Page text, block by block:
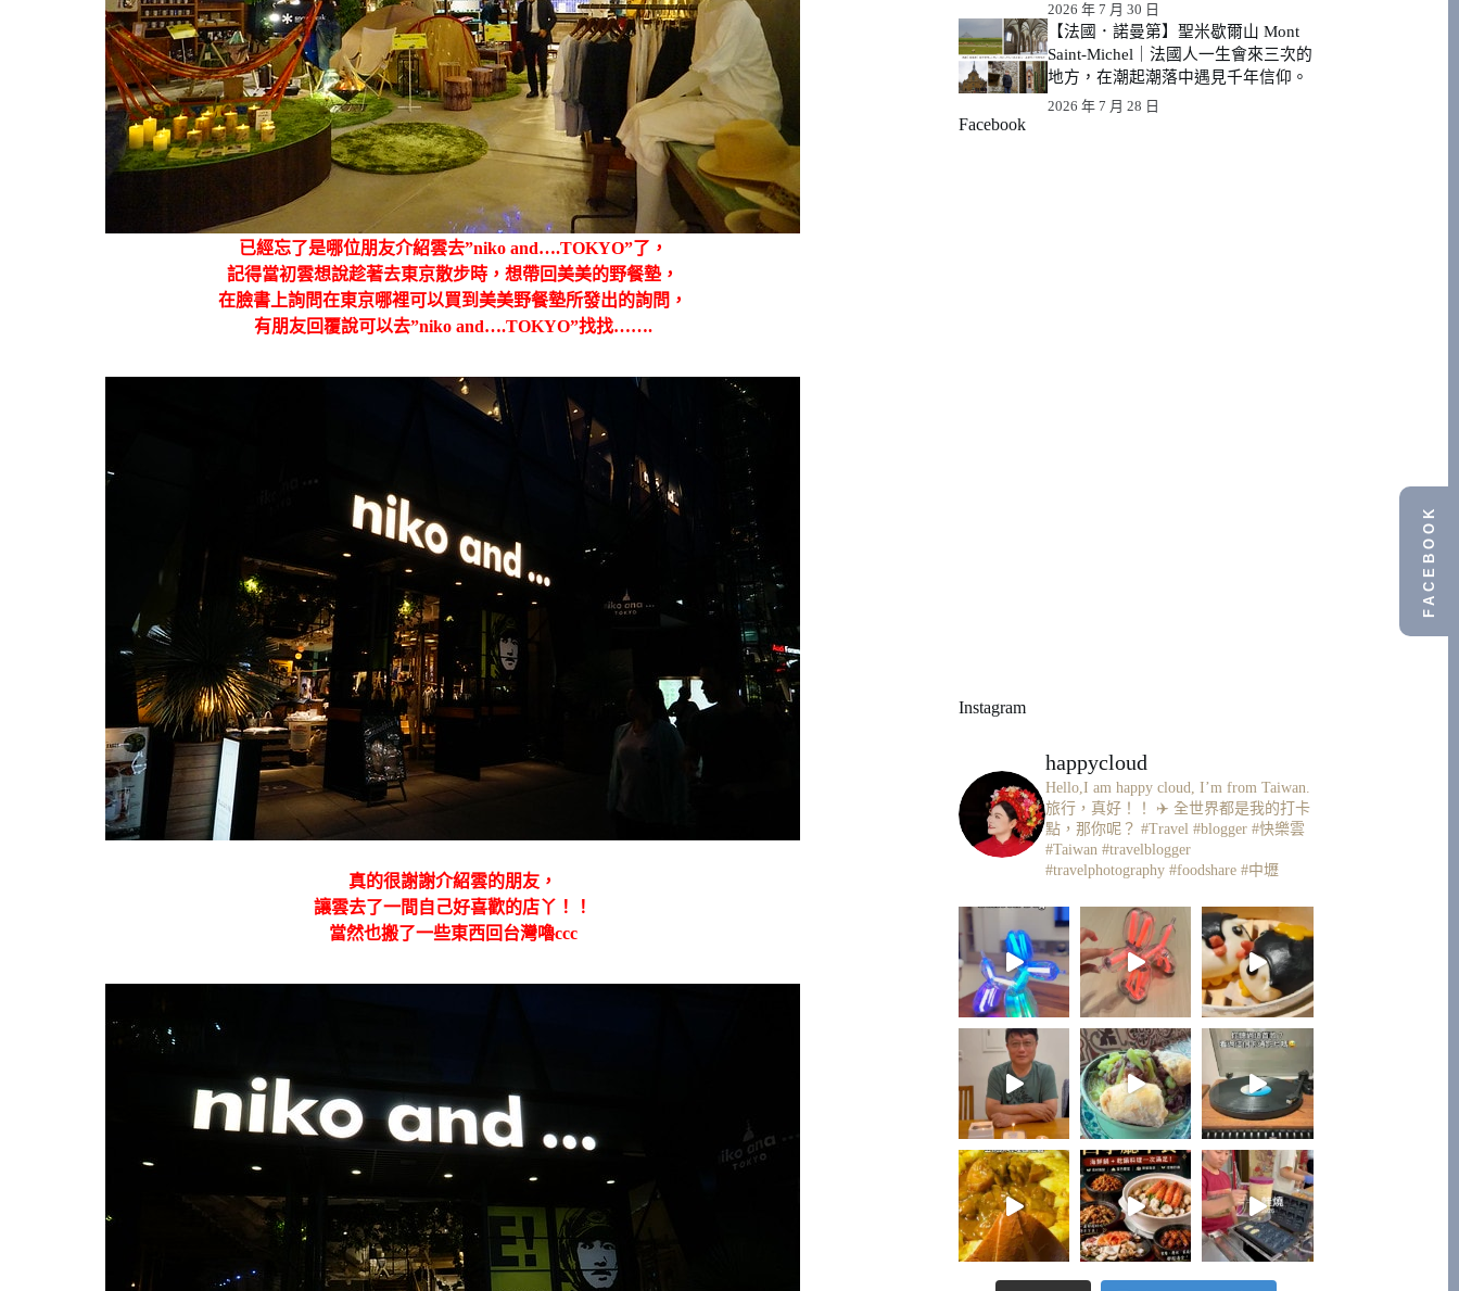
已經忘了是哪位朋友介紹雲去”niko and….TOKYO”了，
記得當初雲想說趁著去東京散步時，想帶回美美的野餐墊，
在臉書上詢問在東京哪裡可以買到美美野餐墊所發出的詢問，
有朋友回覆說可以去”niko and….TOKYO”找找…….
真的很謝謝介紹雲的朋友，
讓雲去了一間自己好喜歡的店丫！！
當然也搬了一些東西回台灣嚕ccc
2026 年 7 月 30 日
【法國．諾曼第】聖米歇爾山 Mont
Saint-Michel｜法國人一生會來三次的
地方，在潮起潮落中遇見千年信仰。
2026 年 7 月 28 日
Facebook
Instagram
happycloud
Hello,I am happy cloud, I’m from Taiwan.
旅行，真好！！ ✈️ 全世界都是我的打卡
點，那你呢？ #Travel #blogger #快樂雲
#Taiwan #travelblogger
#travelphotography #foodshare #中壢
FACEBOOK